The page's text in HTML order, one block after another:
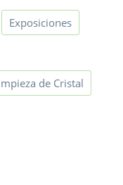
Exposiciones
de Cristal